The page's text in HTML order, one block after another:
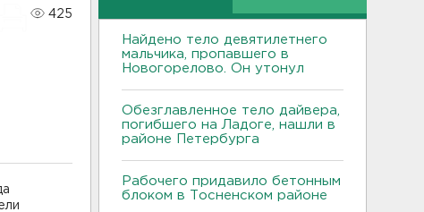
425
Найдено тело девятилетнего
мальчика, пропавшего в
Новогорелово. Он утонул
Обезглавленное тело дайвера,
погибшего на Ладоге, нашли в
районе Петербурга
Рабочего придавило бетонным
блоком в Тосненском районе